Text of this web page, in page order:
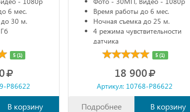
6 мес.
30 м.
5 (1)
P86622
В корзину
Время работы до 6 мес.
Ночная съемка до 25 м.
4 режима чувствительности
датчика
5 (1)
18 900
Артикул: 10768-P86622
Подробнее В корзину